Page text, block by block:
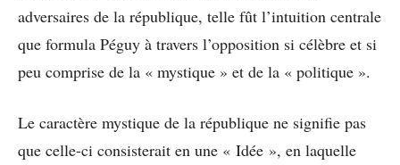
adversaires de la république, telle fût l’intuition centrale
que formula Péguy à travers l’opposition si célèbre et si
peu comprise de la « mystique » et de la « politique ».
Le caractère mystique de la république ne signifie pas
que celle-ci consisterait en une « Idée », en laquelle